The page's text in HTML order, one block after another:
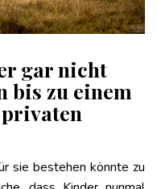
gar nicht
bis zu einem
sie bestehen könnte zu